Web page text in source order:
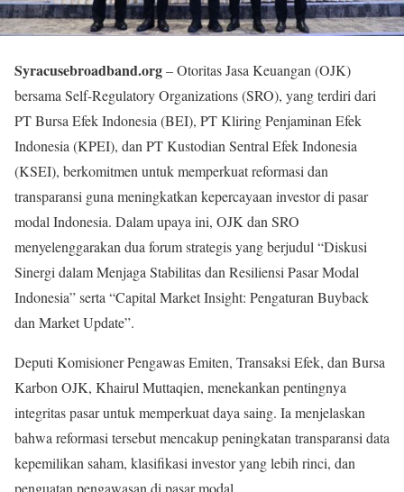
Syracusebroadband.org– Otoritas Jasa Keuangan (OJK)
bersama Self-Regulatory Organizations (SRO), yang terdiri dari
PT Bursa Efek Indonesia (BEI), PT Kliring Penjaminan Efek
Indonesia (KPEI), dan PT Kustodian Sentral Efek Indonesia
(KSEI), berkomitmen untuk memperkuat reformasi dan
transparansi guna meningkatkan kepercayaan investor di pasar
modal Indonesia. Dalam upaya ini, OJK dan SRO
menyelenggarakan dua forum strategis yang berjudul “Diskusi
Sinergi dalam Menjaga Stabilitas dan Resiliensi Pasar Modal
Indonesia” serta “Capital Market Insight: Pengaturan Buyback
dan Market Update”.
Deputi Komisioner Pengawas Emiten, Transaksi Efek, dan Bursa
Karbon OJK, Khairul Muttaqien, menekankan pentingnya
integritas pasar untuk memperkuat daya saing. Ia menjelaskan
bahwa reformasi tersebut mencakup peningkatan transparansi data
kepemilikan saham, klasifikasi investor yang lebih rinci, dan